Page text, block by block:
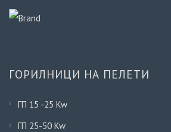
ГОРИЛНИЦИ НА ПЕЛЕТИ
ГП 15 -25 Kw
ГП 25-50 Kw